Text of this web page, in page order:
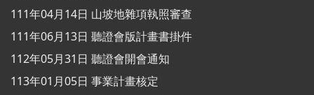
111年04月14日 山坡地雜項執照審查
111年06月13日 聽證會版計畫書掛件
112年05月31日 聽證會開會通知
113年01月05日 事業計畫核定